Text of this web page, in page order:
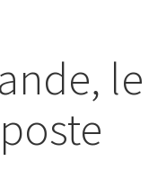
le